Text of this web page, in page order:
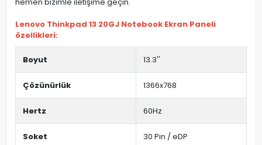
Lenovo Thinkpad 13 20GJ Notebook Ekran Paneli
özellikleri:
Boyut 13.3''
Çözünürlük 1366x768
Hertz 60Hz
Soket 30 Pin / eDP